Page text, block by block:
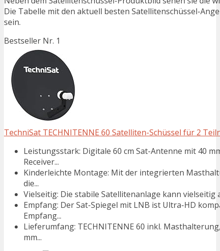
Die Tabelle mit den aktuell besten Satellitenschüssel-
sein.
Bestseller Nr. 1
TechniSat TECHNITENNE 60 Satelliten-Schüssel für 2
Leistungsstark: Digitale 60 cm Sat-Antenne mit 40
Receiver...
Kinderleichte Montage: Mit der integrierten
die...
Vielseitig: Die stabile Satellitenanlage kann vielseitig
Empfang: Der Sat-Spiegel mit LNB ist Ultra-HD
Empfang...
Lieferumfang: TECHNITENNE 60 inkl.
mm...